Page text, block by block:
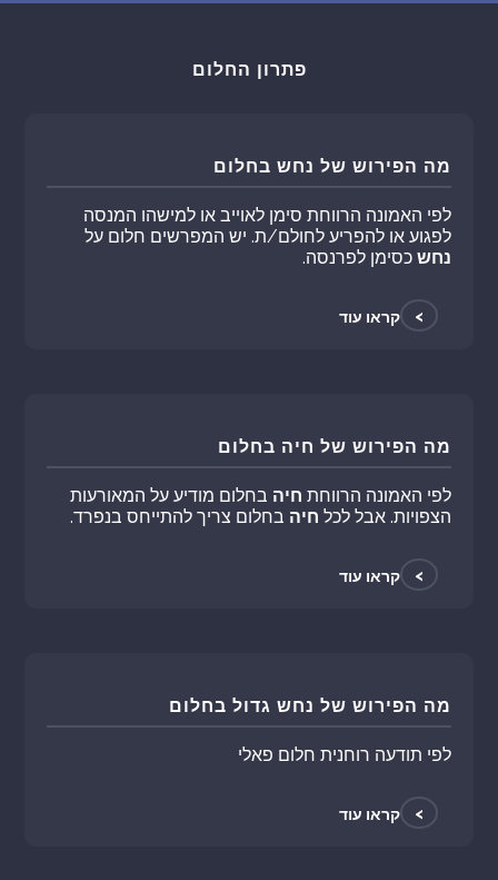
פתרון החלום
מה הפירוש של נחש בחלום
לפי האמונה הרווחת סימן לאוייב או למישהו המנסה
לפגוע או להפריע לחולם/ת. יש המפרשים חלום על
נחש כסימן לפרנסה.
> קראו עוד
מה הפירוש של חיה בחלום
לפי האמונה הרווחת חיה בחלום מודיע על המאורעות
הצפויות. אבל לכל חיה בחלום צריך להתייחס בנפרד.
> קראו עוד
מה הפירוש של נחש גדול בחלום
לפי תודעה רוחנית חלום פאלי
> קראו עוד